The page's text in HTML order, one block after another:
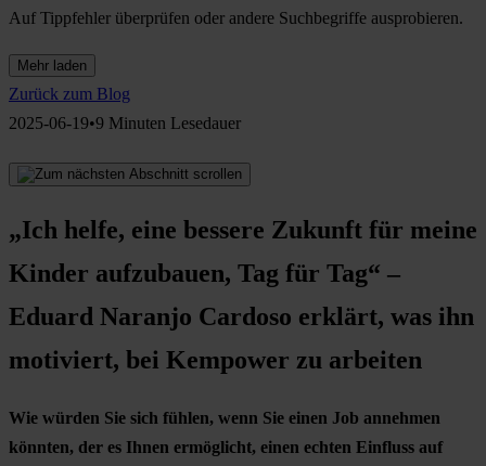
Auf Tippfehler überprüfen oder andere Suchbegriffe ausprobieren.
Mehr laden
Zurück zum Blog
2025-06-19•9 Minuten Lesedauer
„Ich helfe, eine bessere Zukunft für meine
Kinder aufzubauen, Tag für Tag“ –
Eduard Naranjo Cardoso erklärt, was ihn
motiviert, bei Kempower zu arbeiten
Wie würden Sie sich fühlen, wenn Sie einen Job annehmen
könnten, der es Ihnen ermöglicht, einen echten Einfluss auf